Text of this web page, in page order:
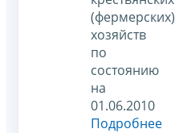
(фермерских)
хозяйств
по
состоянию
на
01.06.2010
Подробнее